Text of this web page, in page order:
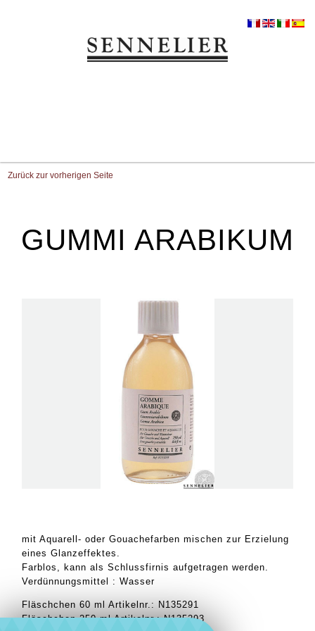
Zurück zur vorherigen Seite
GUMMI ARABIKUM
mit Aquarell- oder Gouachefarben mischen zur Erzielung
eines Glanzeffektes.
Farblos, kann als Schlussfirnis aufgetragen werden.
Verdünnungsmittel : Wasser
Fläschchen 60 ml Artikelnr.: N135291
Fläschchen 250 ml Artikelnr.: N135293